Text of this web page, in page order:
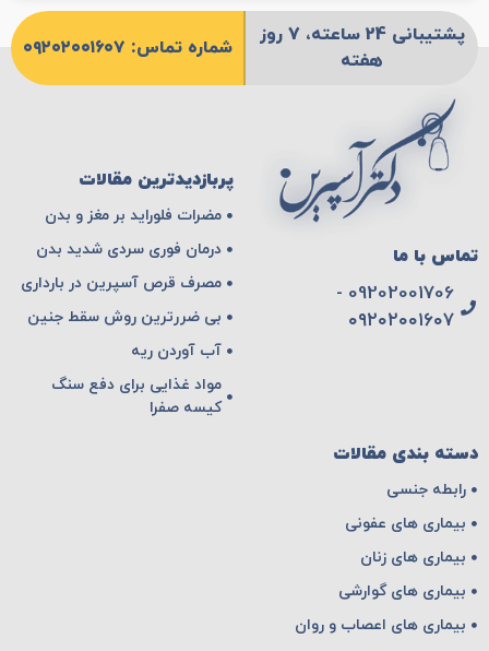
پشتیبانی 24 ساعته، 7 روز
هفته
شماره تماس: ۰۹۲۰۲۰۰۱۶۰۷
تماس با ما
09202001706 -
۰۹۲۰۲۰۰۱۶۰۷
پربازدیدترین مقالات
مضرات فلوراید بر مغز و بدن
درمان فوری سردی شدید بدن
مصرف قرص آسپرین در بارداری
بی ضررترین روش سقط جنین
آب آوردن ریه
مواد غذایی برای دفع سنگ
کیسه صفرا
دسته بندی مقالات
رابطه جنسی
بیماری های عفونی
بیماری های زنان
بیماری های گوارشی
بیماری های اعصاب و روان